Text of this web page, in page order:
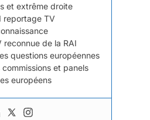
et extrême droite
reportage TV
reconnue de la RAI
questions européennes
et panels
européens